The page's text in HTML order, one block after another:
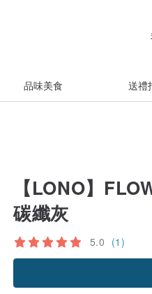
品味美食 送禮
【LONO】
碳纖灰
5.0 (1)